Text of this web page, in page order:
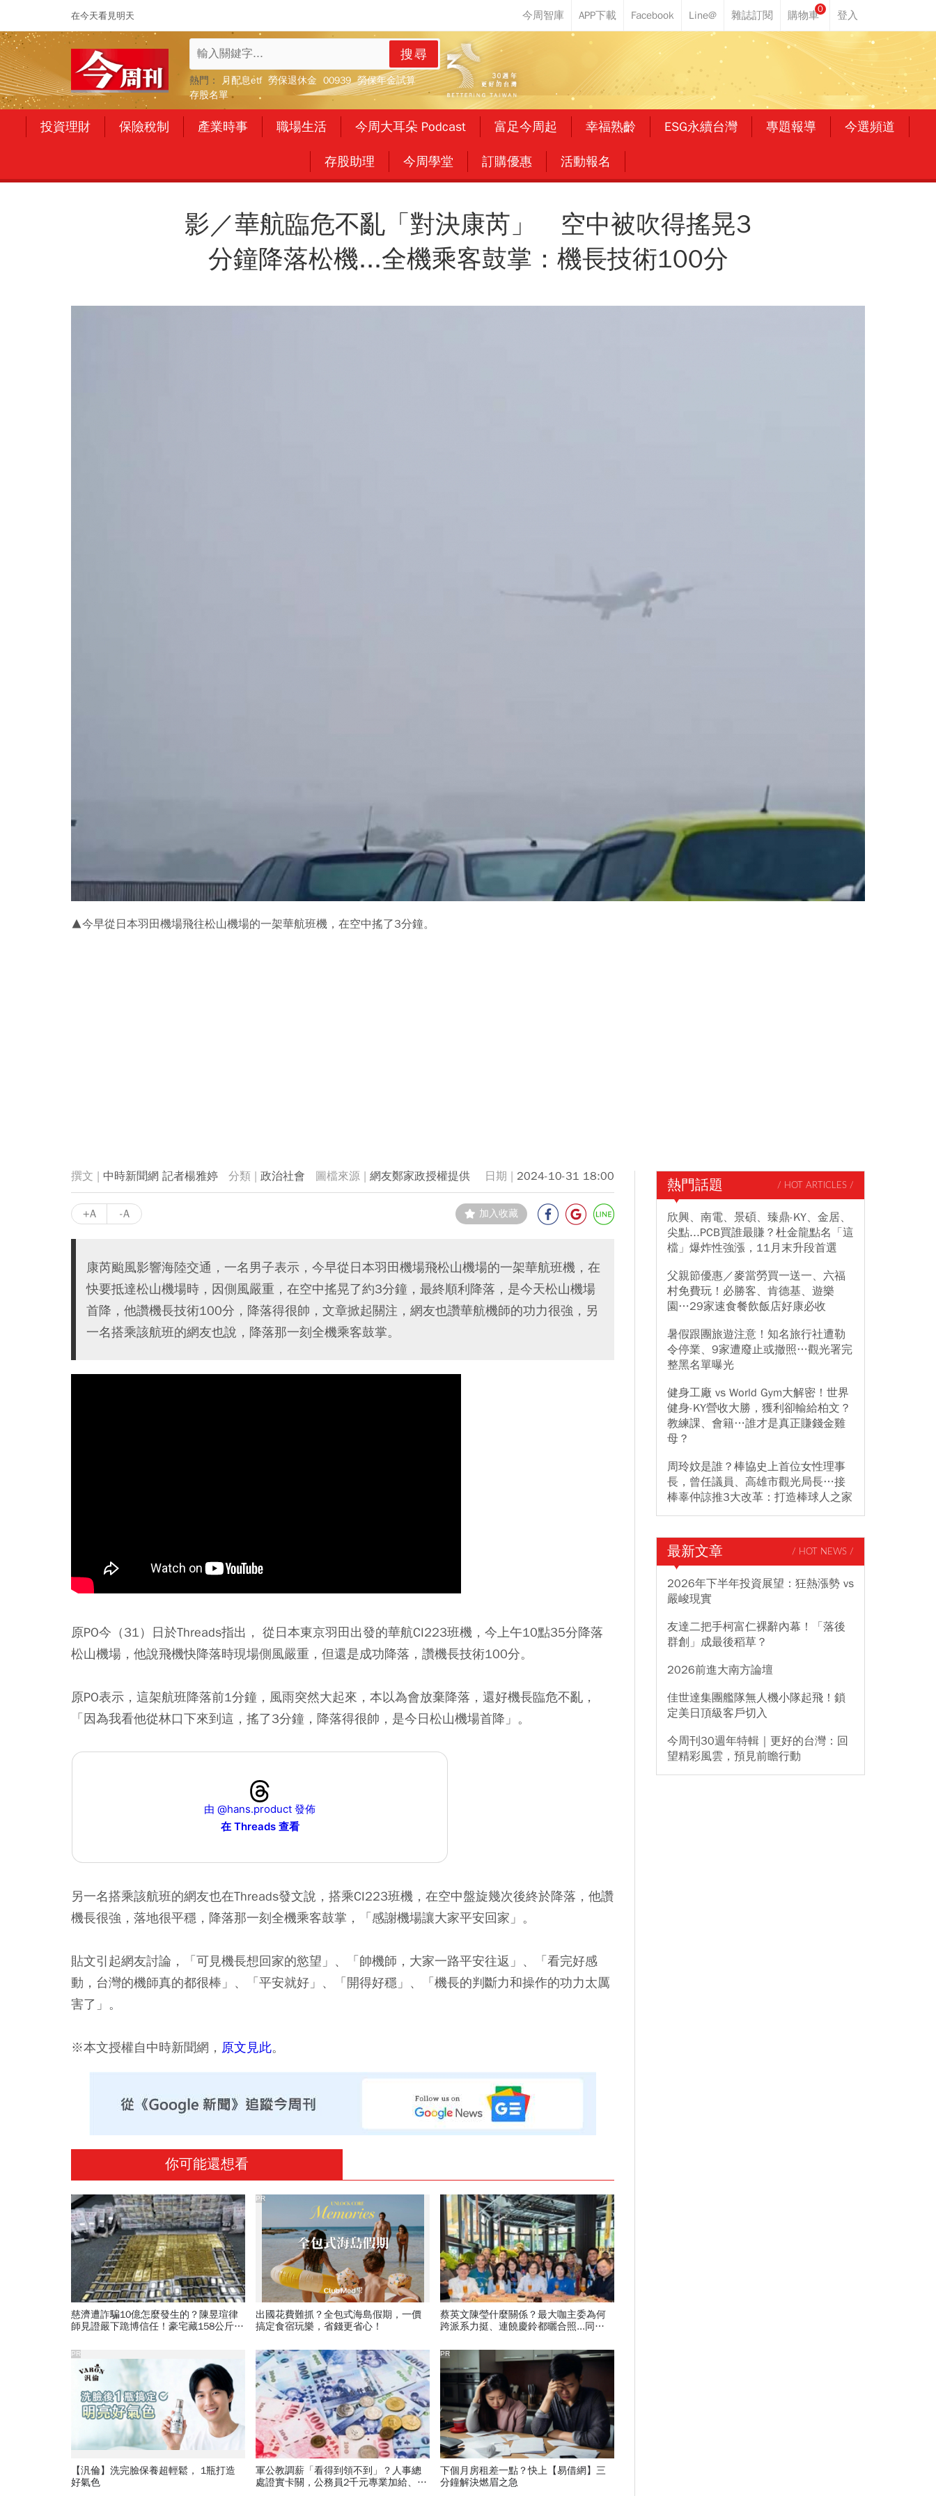
在今天看見明天
0
搜尋
熱門： 月配息etf 勞保退休金 00939 勞保年金試算
存股名單
投資理財 保險稅制 產業時事 職場生活 今周大耳朵 Podcast 富足今周起 幸福熟齡 ESG永續台灣 專題報導 今選頻道
存股助理 今周學堂 訂購優惠 活動報名
影／華航臨危不亂「對決康芮」 空中被吹得搖晃3
分鐘降落松機...全機乘客鼓掌：機長技術100分
▲今早從日本羽田機場飛往松山機場的一架華航班機，在空中搖了3分鐘。
中時新聞網 記者楊雅婷 政治社會 網友鄭家政授權提供 2024-10-31 18:00
+A -A 加入收藏
康芮颱風影響海陸交通，一名男子表示，今早從日本羽田機場飛松山機場的一架華航班機，在
快要抵達松山機場時，因側風嚴重，在空中搖晃了約3分鐘，最終順利降落，是今天松山機場
首降，他讚機長技術100分，降落得很帥，文章掀起關注，網友也讚華航機師的功力很強，另
一名搭乘該航班的網友也說，降落那一刻全機乘客鼓掌。
原PO今（31）日於Threads指出， 從日本東京羽田出發的華航CI223班機，今上午10點35分降落
松山機場，他說飛機快降落時現場側風嚴重，但還是成功降落，讚機長技術100分。
原PO表示，這架航班降落前1分鐘，風雨突然大起來，本以為會放棄降落，還好機長臨危不亂，
「因為我看他從林口下來到這，搖了3分鐘，降落得很帥，是今日松山機場首降」。
由 @hans.product 發佈
在 Threads 查看
另一名搭乘該航班的網友也在Threads發文說，搭乘CI223班機，在空中盤旋幾次後終於降落，他讚
機長很強，落地很平穩，降落那一刻全機乘客鼓掌，「感謝機場讓大家平安回家」。
貼文引起網友討論，「可見機長想回家的慾望」、「帥機師，大家一路平安往返」、「看完好感
動，台灣的機師真的都很棒」、「平安就好」、「開得好穩」、「機長的判斷力和操作的功力太厲
害了」。
※本文授權自中時新聞網， 原文見此。
你可能還想看
慈濟遭詐騙10億怎麼發生的？陳昱瑄律
師見證嚴下跪博信任！豪宅藏158公斤黃
出國花費難抓？全包式海島假期，一價
搞定食宿玩樂，省錢更省心！
PR
蔡英文陳瑩什麼關係？最大咖主委為何
跨派系力挺、連饒慶鈴都曬合照...同場
【汎倫】洗完臉保養超輕鬆， 1瓶打造
好氣色
PR
軍公教調薪「看得到領不到」？人事總
處證實卡關，公務員2千元專業加給、加
下個月房租差一點？快上【易借網】三
分鐘解決燃眉之急
PR
熱門話題 / HOT ARTICLES /
欣興、南電、景碩、臻鼎-KY、金居、
尖點...PCB買誰最賺？杜金龍點名「這
檔」爆炸性強漲，11月末升段首選
父親節優惠／麥當勞買一送一、六福
村免費玩！必勝客、肯德基、遊樂
園…29家速食餐飲飯店好康必收
暑假跟團旅遊注意！知名旅行社遭勒
令停業、9家遭廢止或撤照…觀光署完
整黑名單曝光
健身工廠 vs World Gym大解密！世界
健身-KY營收大勝，獲利卻輸給柏文？
教練課、會籍…誰才是真正賺錢金雞
母？
周玲妏是誰？棒協史上首位女性理事
長，曾任議員、高雄市觀光局長…接
棒辜仲諒推3大改革：打造棒球人之家
最新文章 / HOT NEWS /
2026年下半年投資展望：狂熱漲勢 vs
嚴峻現實
友達二把手柯富仁裸辭內幕！「落後
群創」成最後稻草？
2026前進大南方論壇
佳世達集團艦隊無人機小隊起飛！鎖
定美日頂級客戶切入
今周刊30週年特輯｜更好的台灣：回
望精彩風雲，預見前瞻行動